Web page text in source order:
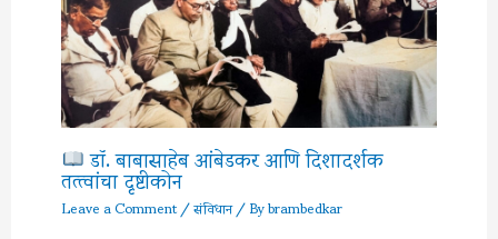
डॉ. बाबासाहेब आंबेडकर आणि दिशादर्शक
तत्त्वांचा दृष्टीकोन
Leave a Comment/संविधान/ Bybrambedkar